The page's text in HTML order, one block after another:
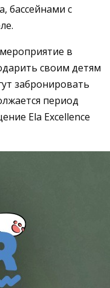
бассейнами с
в
своим детям
забронировать
период
Ela Excellence